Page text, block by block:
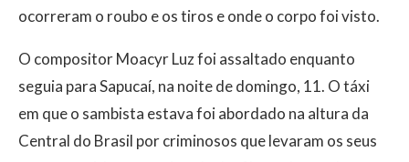
ocorreram o roubo e os tiros e onde o corpo foi visto.
O compositor Moacyr Luz foi assaltado enquanto
seguia para Sapucaí, na noite de domingo, 11. O táxi
em que o sambista estava foi abordado na altura da
Central do Brasil por criminosos que levaram os seus